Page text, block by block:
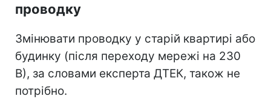
проводку
Змінювати проводку у старій квартирі або
будинку (після переходу мережі на 230
В), за словами експерта ДТЕК, також не
потрібно.